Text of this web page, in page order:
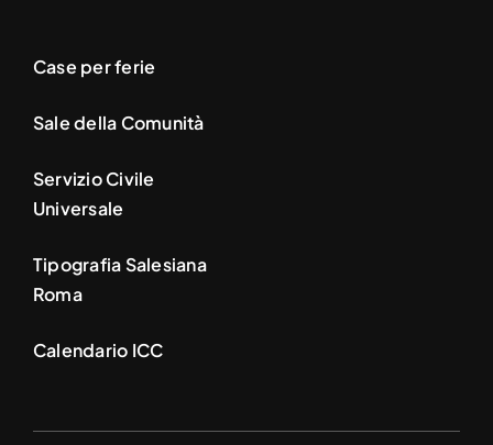
Case per ferie
Sale della Comunità
Servizio Civile
Universale
Tipografia Salesiana
Roma
Calendario ICC